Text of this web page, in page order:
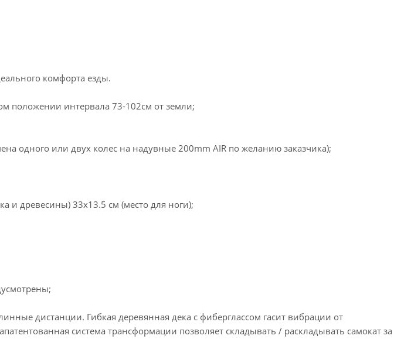
комфорта езды.
положении интервала 73-102см от земли;
одного или двух колес на надувные 200mm AIR по желанию заказчика);
и древесины) 33x13.5 см (место для ноги);
дистанции. Гибкая деревянная дека с фиберглассом гасит вибрации от
система трансформации позволяет складывать / раскладывать самокат за